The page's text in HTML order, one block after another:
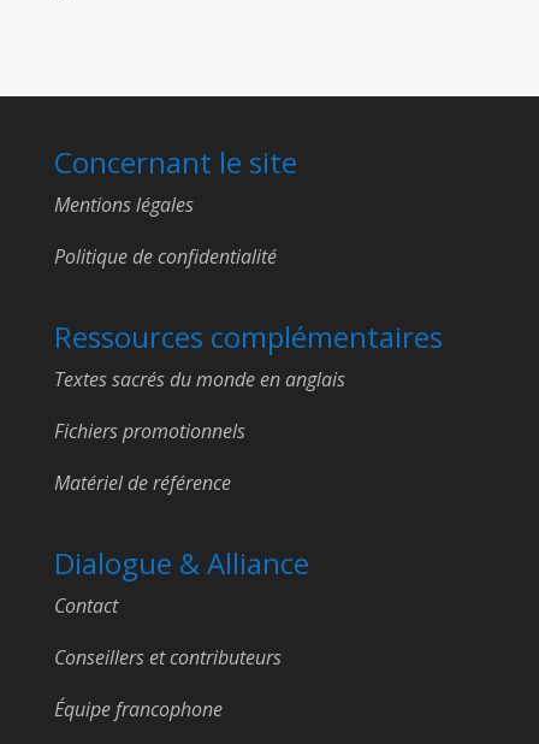
Concernant le site
Mentions légales
Politique de confidentialité
Ressources complémentaires
Textes sacrés du monde en anglais
Fichiers promotionnels
Matériel de référence
Dialogue & Alliance
Contact
Conseillers et contributeurs
Équipe francophone